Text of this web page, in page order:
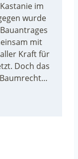
im
wurde
mit
Kraft für
Doch das